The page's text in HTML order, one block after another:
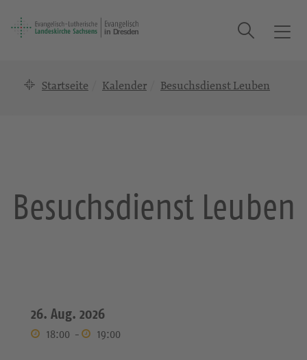
T
g
a
Suche
Startseite Kalender Besuchsdienst Leuben
Besuchsdienst Leuben
26. Aug. 2026
18:00 - 19:00